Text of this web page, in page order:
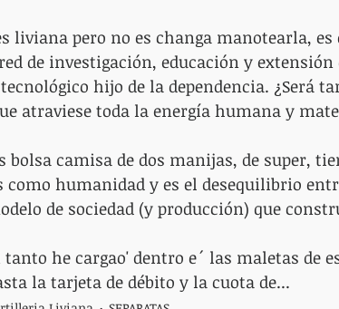
liviana pero no es changa manotearla,
de investigación, educación y
hijo de la dependencia. ¿Será
atraviese toda la energía humana y
bolsa camisa de dos manijas, de super,
como humanidad y es el desequilibrio
de sociedad (y producción) que
he cargao' dentro e´ las maletas de
la tarjeta de débito y la cuota de...